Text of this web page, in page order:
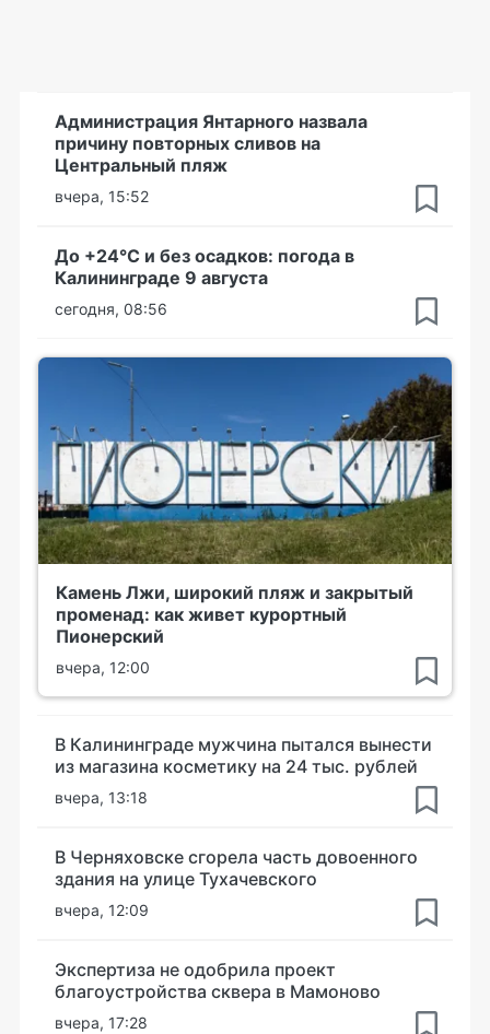
Администрация Янтарного назвала
причину повторных сливов на
Центральный пляж
вчера, 15:52
До +24°С и без осадков: погода в
Калининграде 9 августа
сегодня, 08:56
Камень Лжи, широкий пляж и закрытый
променад: как живет курортный
Пионерский
вчера, 12:00
В Калининграде мужчина пытался вынести
из магазина косметику на 24 тыс. рублей
вчера, 13:18
В Черняховске сгорела часть довоенного
здания на улице Тухачевского
вчера, 12:09
Экспертиза не одобрила проект
благоустройства сквера в Мамоново
вчера, 17:28